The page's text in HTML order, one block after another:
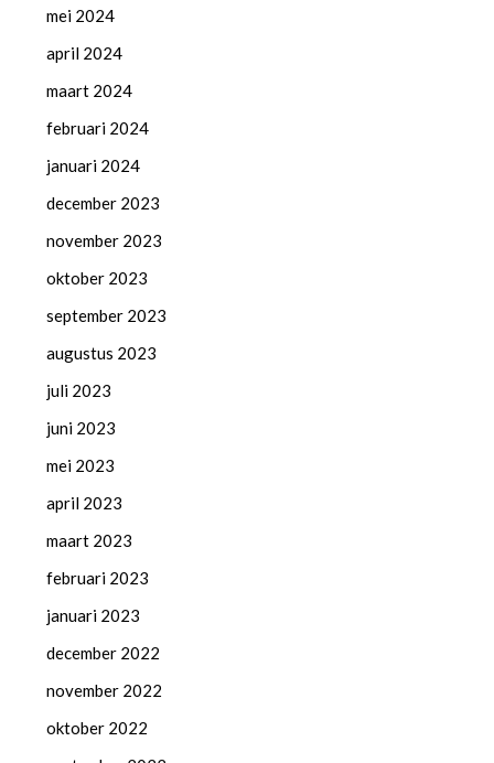
mei 2024
april 2024
maart 2024
februari 2024
januari 2024
december 2023
november 2023
oktober 2023
september 2023
augustus 2023
juli 2023
juni 2023
mei 2023
april 2023
maart 2023
februari 2023
januari 2023
december 2022
november 2022
oktober 2022